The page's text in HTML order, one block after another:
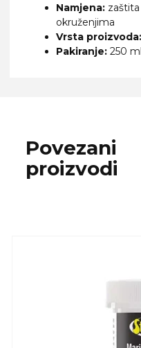
Namjena:
okruženjima
Vrsta proizvoda:
Pakiranje: 250 ml
Povezani
proizvodi